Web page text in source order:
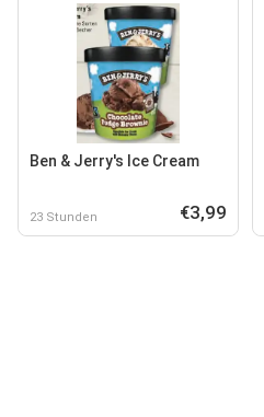
Ben & Jerry's Ice Cream
23 Stunden €3,99